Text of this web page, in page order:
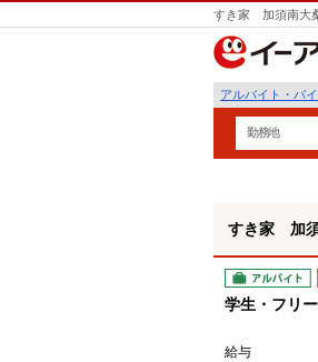
すき家 加須南大
アルバイト・バ
勤務地
すき家 加
アルバイト
学生・フリ
給与